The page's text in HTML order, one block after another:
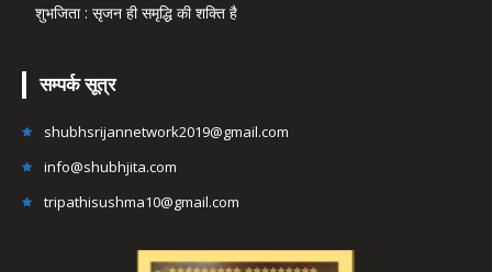
शुभजिता : सृजन ही समृद्धि की शक्ति है
सम्पर्क सूत्र
shubhsrijannetwork2019@gmail.com
info@shubhjita.com
tripathisushma10@gmail.com